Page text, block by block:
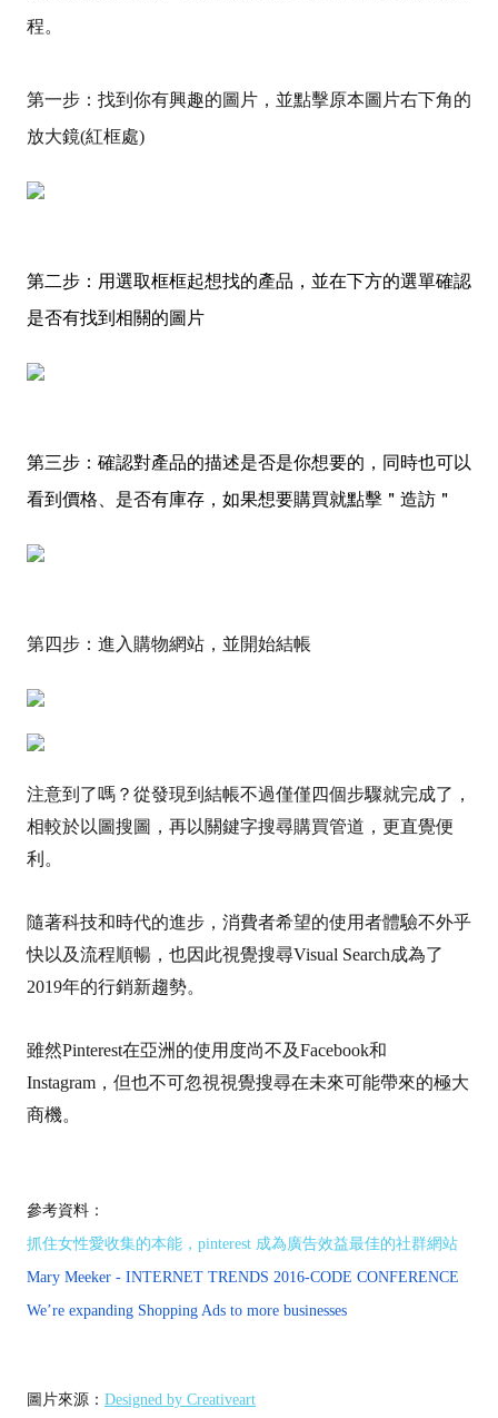
程。
第一步：找到你有興趣的圖片，並點擊原本圖片右下角的
放大鏡(紅框處)
第二步：用選取框框起想找的產品，並在下方的選單確認
是否有找到相關的圖片
第三步：確認對產品的描述是否是你想要的，同時也可以
看到價格、是否有庫存，如果想要購買就點擊＂ 造訪＂
第四步：進入購物網站，並開始結帳
注意到了嗎？從發現到結帳不過僅僅四個步驟就完成了，
相較於以圖搜圖，再以關鍵字搜尋購買管道，更直覺便
利。
隨著科技和時代的進步，消費者希望的使用者體驗不外乎
快以及流程順暢，也因此視覺搜尋Visual Search成為了
2019年的行銷新趨勢。
雖然Pinterest在亞洲的使用度尚不及Facebook和
Instagram，但也不可忽視視覺搜尋在未來可能帶來的極大
商機。
參考資料：
抓住女性愛收集的本能，pinterest 成為廣告效益最佳的社群網站
Mary Meeker - INTERNET TRENDS 2016-CODE CONFERENCE
We’re expanding Shopping Ads to more businesses
圖片來源： Designed by Creativeart